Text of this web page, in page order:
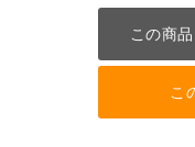
この商
こ